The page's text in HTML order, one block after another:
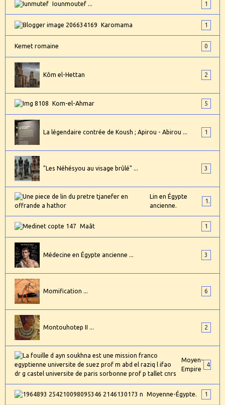
Iounmoutef ... 1
Karomama 1
Kemet romaine 0
Kôm el-Hettan 2
Kom-el-Ahmar 5
La légendaire contrée de Koush ; Apirou - Abirou ... 1
"Les Néhésyou au visage brûlé" ... 3
Lin en Égypte
ancienne.
1
Maât 1
Médecine en Égypte ancienne ... 3
Momification ... 6
Montouhotep II ... 2
Moyen-
Empire
Moyenne-Égypte. 1